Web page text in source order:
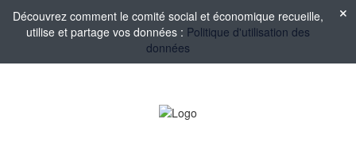
Découvrez comment le comité social et économique recueille,
utilise et partage vos données : Politique d'utilisation des
données